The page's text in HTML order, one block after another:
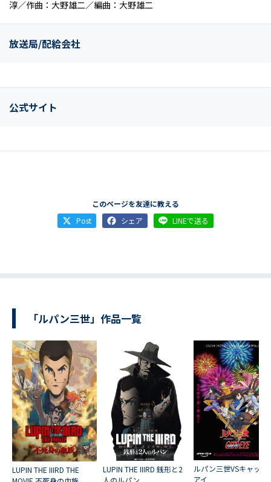
淳／作曲：大野雄二／編曲：大野雄二
放送局/配給会社
公式サイト
このページを友達に教える
Post
シェア LINEで送る
「ルパン三世」作品一覧
LUPIN THE IIIRD THE
LUPIN THE IIIRD 銭形と2
人のルパン
ルパン三世VSキャッツ
アイ